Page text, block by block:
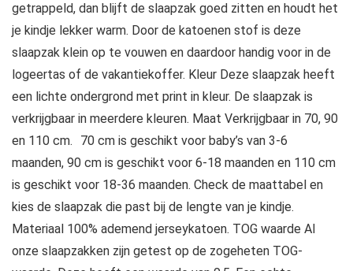
getrappeld, dan blijft de slaapzak goed zitten en houdt het
je kindje lekker warm. Door de katoenen stof is deze
slaapzak klein op te vouwen en daardoor handig voor in de
logeertas of de vakantiekoffer. Kleur Deze slaapzak heeft
een lichte ondergrond met print in kleur. De slaapzak is
verkrijgbaar in meerdere kleuren. Maat Verkrijgbaar in 70, 90
en 110 cm. 70 cm is geschikt voor baby’s van 3-6
maanden, 90 cm is geschikt voor 6-18 maanden en 110 cm
is geschikt voor 18-36 maanden. Check de maattabel en
kies de slaapzak die past bij de lengte van je kindje.
Materiaal 100% ademend jerseykatoen. TOG waarde Al
onze slaapzakken zijn getest op de zogeheten TOG-